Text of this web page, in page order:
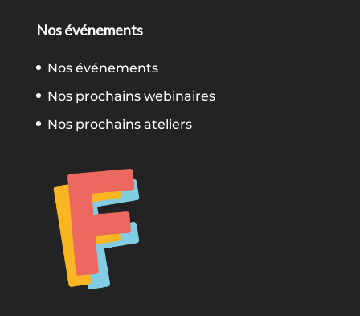
Nos événements
Nos événements
Nos prochains webinaires
Nos prochains ateliers